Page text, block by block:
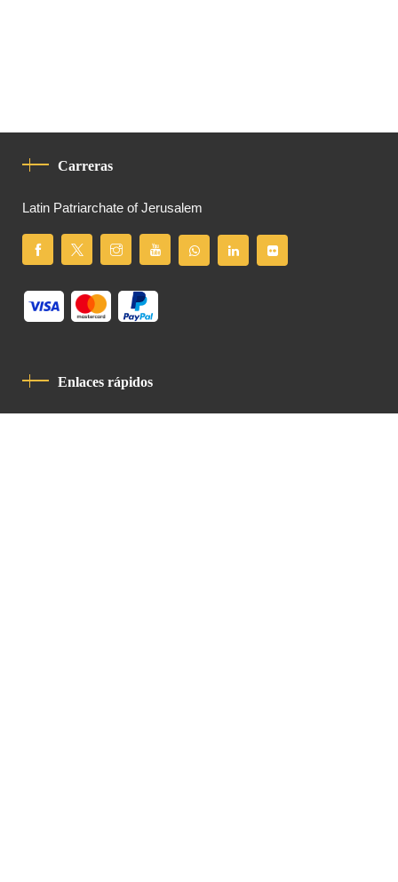
Carreras
Latin Patriarchate of Jerusalem
Enlaces rápidos